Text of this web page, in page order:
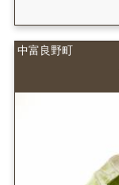
中富良野町